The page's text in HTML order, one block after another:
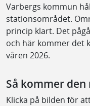
Varbergs kommun
stationsområdet.
princip klart. Det
och här kommer det
våren 2026.
Så kommer
Klicka på bilden för